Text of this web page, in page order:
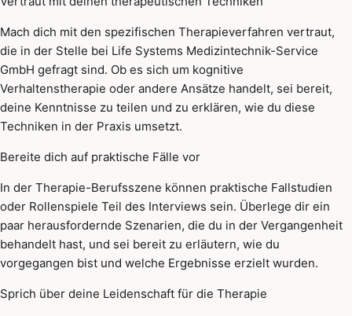
Mach dich mit den spezifischen Therapieverfahren vertraut,
die in der Stelle bei Life Systems Medizintechnik-Service
GmbH gefragt sind. Ob es sich um kognitive
Verhaltenstherapie oder andere Ansätze handelt, sei bereit,
deine Kenntnisse zu teilen und zu erklären, wie du diese
Techniken in der Praxis umsetzt.
Bereite dich auf praktische Fälle vor
In der Therapie-Berufsszene können praktische Fallstudien
oder Rollenspiele Teil des Interviews sein. Überlege dir ein
paar herausfordernde Szenarien, die du in der Vergangenheit
behandelt hast, und sei bereit zu erläutern, wie du
vorgegangen bist und welche Ergebnisse erzielt wurden.
Sprich über deine Leidenschaft für die Therapie